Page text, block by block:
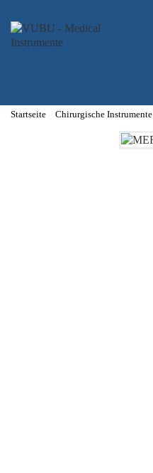
Startseite Chirurgische Instrumente